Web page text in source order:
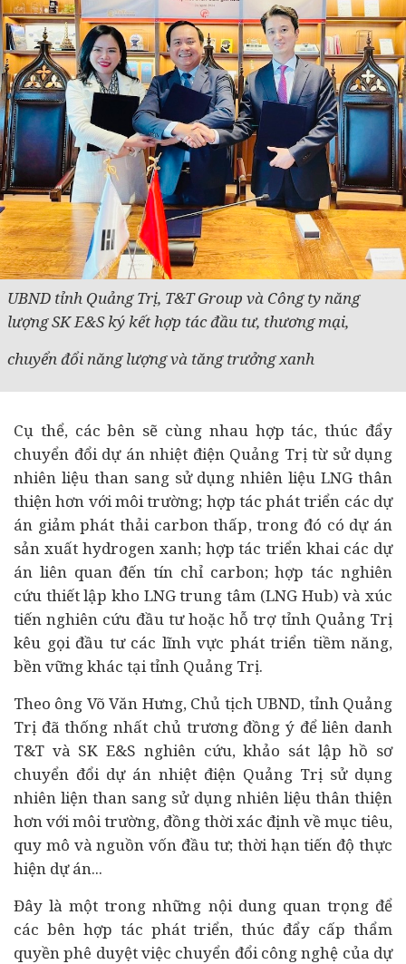
UBND tỉnh Quảng Trị, T&T Group và Công ty năng
lượng SK E&S ký kết hợp tác đầu tư, thương mại,
chuyển đổi năng lượng và tăng trưởng xanh
Cụ thể, các bên sẽ cùng nhau hợp tác, thúc đẩy
chuyển đổi dự ánnhiệt điện Quảng Trị từ sử dụng
nhiên liệu than sang sử dụng nhiên liệu LNG thân
thiện hơn với môi trường; hợp tác phát triển các dự
án giảm phát thải carbon thấp, trong đó có dự án
sản xuất hydrogen xanh; hợp tác triển khai các dự
án liên quan đến tín chỉ carbon; hợp tác nghiên
cứu thiết lập kho LNG trung tâm (LNG Hub) và xúc
tiến nghiên cứu đầu tư hoặc hỗ trợ tỉnh Quảng Trị
kêu gọi đầu tư các lĩnh vực phát triển tiềm năng,
bền vững khác tại tỉnh Quảng Trị.
Theo ông Võ Văn Hưng, Chủ tịch UBND, tỉnh Quảng
Trị đã thống nhất chủ trương đồng ý để liên danh
T&T và SK E&S nghiên cứu, khảo sát lập hồ sơ
chuyển đổi dự án nhiệt điện Quảng Trị sử dụng
nhiên liện than sang sử dụng nhiên liệu thân thiện
hơn với môi trường, đồng thời xác định về mục tiêu,
quy mô và nguồn vốn đầu tư; thời hạn tiến độ thực
hiện dự án...
Đây là một trong những nội dung quan trọng để
các bên hợp tác phát triển, thúc đẩy cấp thẩm
quyền phê duyệt việc chuyển đổi công nghệ của dự